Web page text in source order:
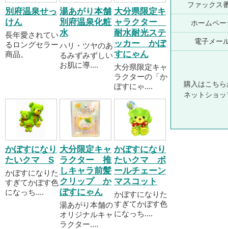
別府温泉せっ
けん
長年愛されてい
るロングセラー
商品。
湯あがり本舗
別府温泉化粧
水
ハリ・ツヤのあ
るみずみずしい
お肌に導....
大分県限定キ
ャラクター
耐水耐光ステ
ッカー かぼ
すにゃん
大分県限定キャ
ラクターの「か
ぼすにゃ....
かぼすになり
たいクマ S
かぼすになりた
すぎてかぼす色
になっち....
大分限定キャ
ラクター 推
しキャラ前髪
クリップ か
ぼすにゃん
湯あがり本舗の
オリジナルキャ
ラクター....
かぼすになり
たいクマ ボ
ールチェーン
マスコット
かぼすになりた
すぎてかぼす色
になっち....
ファックス
ホームペー
電子メー
購入はこちら
ネットショ